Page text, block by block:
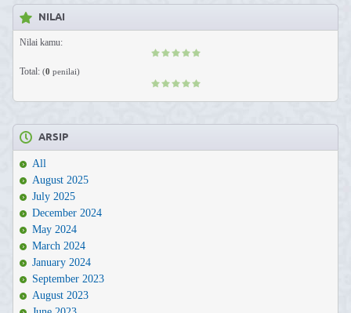
NILAI
Nilai kamu:
Total: (0 penilai)
ARSIP
All
August 2025
July 2025
December 2024
May 2024
March 2024
January 2024
September 2023
August 2023